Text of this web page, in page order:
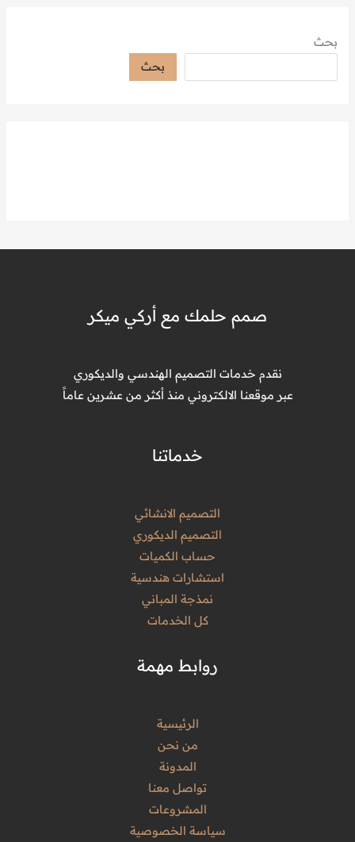
بحث
بحث
صمم حلمك مع أركي ميكر
نقدم خدمات التصميم الهندسي والديكوري
عبر موقعنا الالكتروني منذ أكثر من عشرين عاماً
خدماتنا
التصميم الانشائي
التصميم الديكوري
حساب الكميات
استشارات هندسية
نمذجة المباني
كل الخدمات
روابط مهمة
الرئيسية
من نحن
المدونة
تواصل معنا
المشروعات
سياسة الخصوصية